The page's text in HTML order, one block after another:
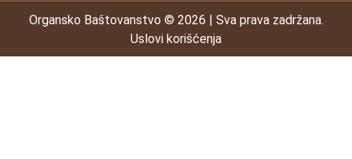
Organsko Baštovanstvo © 2026 | Sva prava zadržana.
Uslovi korišćenja